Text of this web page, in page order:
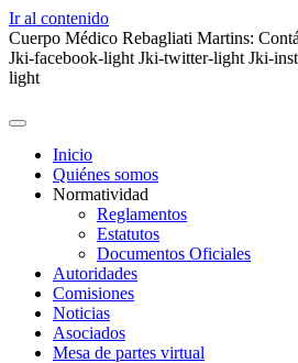
Ir al contenido
Cuerpo Médico Rebagliati Martins:
Jki-facebook-light Jki-twitter-light Jki-
light
Inicio
Quiénes somos
Normatividad
Reglamentos
Estatutos
Documentos Oficiales
Autoridades
Comisiones
Noticias
Asociados
Mesa de partes virtual